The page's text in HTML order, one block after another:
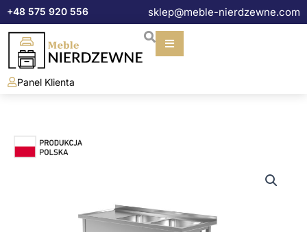
do+48 575 920 556 sklep@meble-nierdzewne.com
Panel Klienta